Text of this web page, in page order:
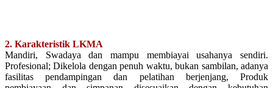
2. Karakteristik LKMA
Mandiri, Swadaya dan mampu membiayai usahanya sendiri.
Profesional; Dikelola dengan penuh waktu, bukan sambilan, adanya
fasilitas pendampingan dan pelatihan berjenjang, Produk